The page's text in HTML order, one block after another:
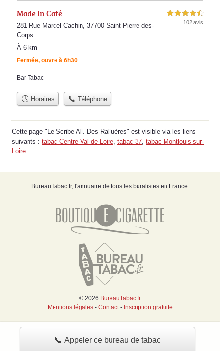
📞 Appeler ce bureau de tabac
Made In Café
281 Rue Marcel Cachin, 37700 Saint-Pierre-des-
Corps
À 6 km
Fermée, ouvre à 6h30
4,5 étoiles sur 5
102 avis
Bar Tabac
Horaires Téléphone
Cette page "Le Scribe All. Des Ralluères" est visible via les liens
suivants : tabac Centre-Val de Loire, tabac 37, tabac Montlouis-sur-
Loire.
BureauTabac.fr, l'annuaire de tous les buralistes en France.
© 2026 BureauTabac.fr
Mentions légales- Contact- Inscription gratuite